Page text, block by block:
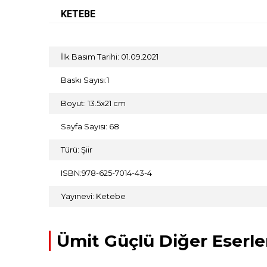
KETEBE
İlk Basım Tarihi: 01.09.2021
Baskı Sayısı:1
Boyut: 13.5x21 cm
Sayfa Sayısı: 68
Türü: Şiir
ISBN:978-625-7014-43-4
Yayınevi: Ketebe
Ümit Güçlü Diğer